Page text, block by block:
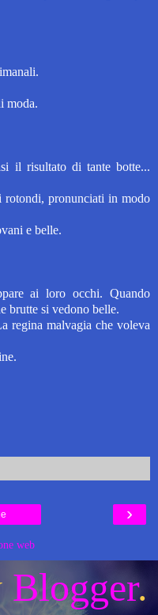
moda.
il risultato di tante botte...
rotondi, pronunciati in modo
e belle.
ai loro occhi. Quando
brutte si vedono belle.
regina malvagia che voleva
›
web
Blogger.